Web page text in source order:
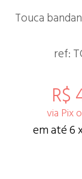
Touca
ref:
R$
via Pix
em até 6